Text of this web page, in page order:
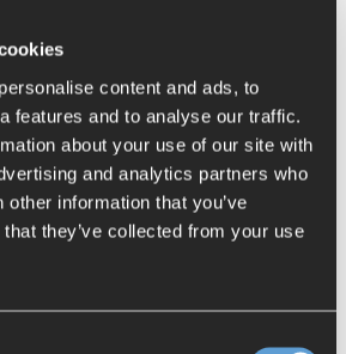
content and ads, to
features and to analyse our traffic.
about your use of our site with
and analytics partners who
information that you’ve
they’ve collected from your use